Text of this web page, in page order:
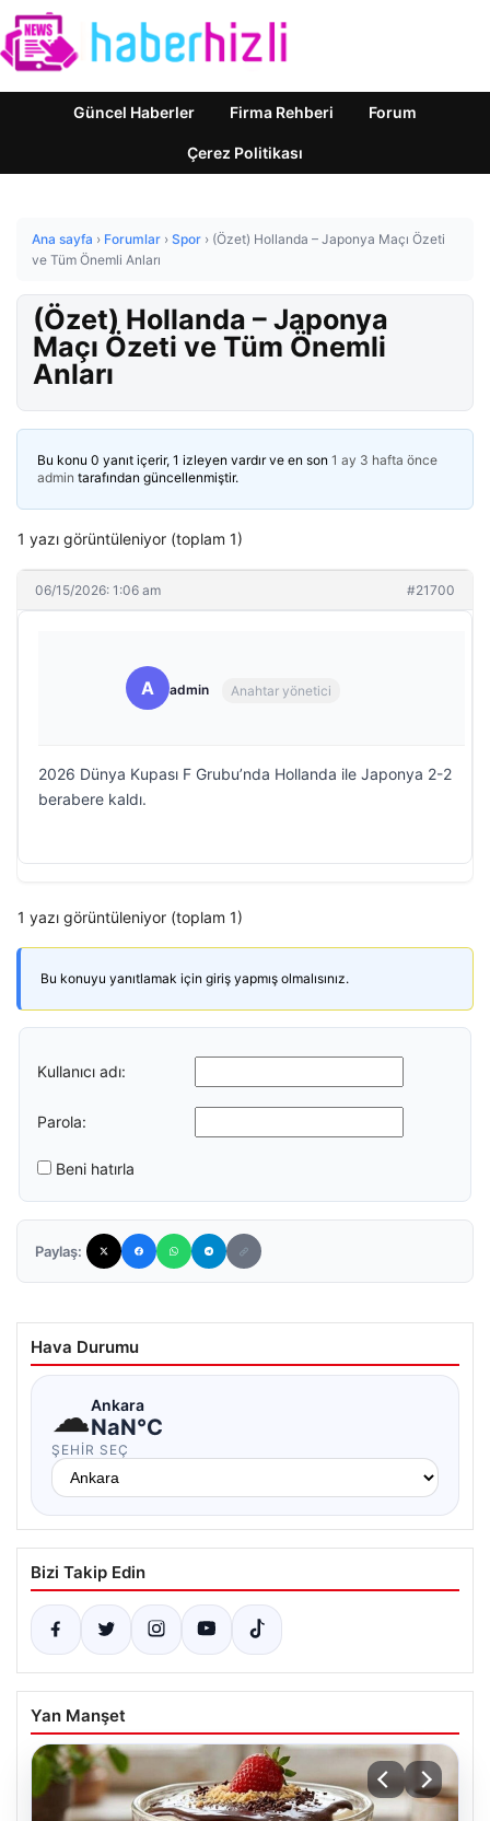
Güncel Haberler Firma Rehberi Forum
Çerez Politikası
Ana sayfa › Forumlar › Spor › (Özet) Hollanda – Japonya Maçı Özeti
ve Tüm Önemli Anları
(Özet) Hollanda – Japonya
Maçı Özeti ve Tüm Önemli
Anları
Bu konu 0 yanıt içerir, 1 izleyen vardır ve en son 1 ay 3 hafta önce
admin tarafından güncellenmiştir.
1 yazı görüntüleniyor (toplam 1)
06/15/2026: 1:06 am #21700
A admin Anahtar yönetici
2026 Dünya Kupası F Grubu’nda Hollanda ile Japonya 2-2
berabere kaldı.
1 yazı görüntüleniyor (toplam 1)
Bu konuyu yanıtlamak için giriş yapmış olmalısınız.
Kullanıcı adı:
Parola:
Beni hatırla
Paylaş:
Hava Durumu
☁Ankara
NaN°C
ŞEHIR SEÇ
Bizi Takip Edin
Yan Manşet